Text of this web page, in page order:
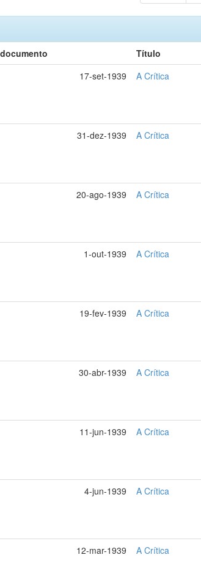
Título
17-set-1939
A Crítica
31-dez-1939 A Crítica
20-ago-1939 A Crítica
1-out-1939 A Crítica
19-fev-1939 A Crítica
30-abr-1939 A Crítica
11-jun-1939 A Crítica
4-jun-1939 A Crítica
12-mar-1939 A Crítica